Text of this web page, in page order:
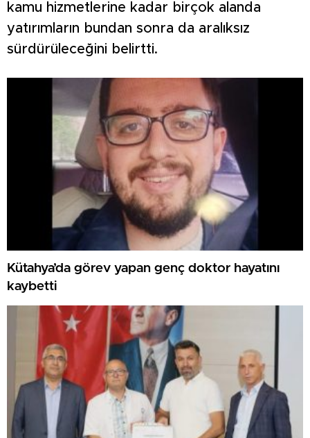
kamu hizmetlerine kadar birçok alanda
yatırımların bundan sonra da aralıksız
sürdürüleceğini belirtti.
Kütahya’da görev yapan genç doktor hayatını
kaybetti